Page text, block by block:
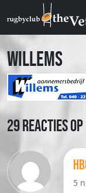
willems
29 Reacties
5